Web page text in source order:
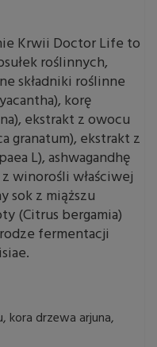
Krwii Doctor Life to
roślinnych,
składniki roślinne
korę
ekstrakt z owocu
granatum), ekstrakt z
L), ashwagandhę
winorośli właściwej
sok z miąższu
(Citrus bergamia)
fermentacji
kora drzewa arjuna,